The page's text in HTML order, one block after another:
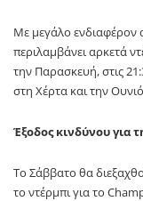
Με μεγάλο ενδιαφέρον
περιλαμβάνει αρκετά
την Παρασκευή, στις
στη Χέρτα και την
Έξοδος κινδύνου για
Το Σάββατο θα
το ντέρμπι για το